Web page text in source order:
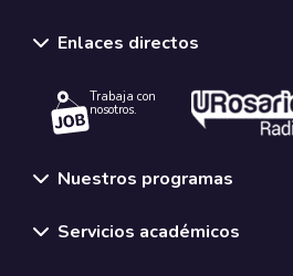
Enlaces directos
Trabaja con
nosotros.
Nuestros programas
Servicios académicos